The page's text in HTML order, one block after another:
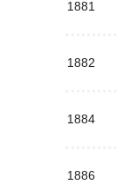
1881
1882
1884
1886